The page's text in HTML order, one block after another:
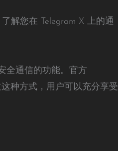
解您在 Telegram X 上的通
全通信的功能。官方
种方式，用户可以充分享受